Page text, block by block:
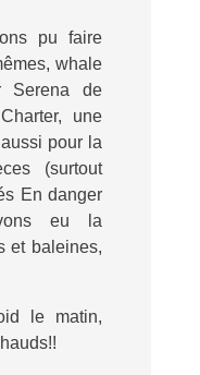
pu faire
whale
Serena de
une
pour la
(surtout
En danger
eu la
et baleines,
le matin,